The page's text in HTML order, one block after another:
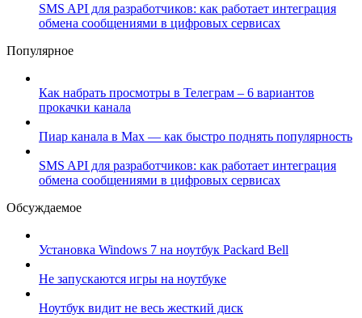
SMS API для разработчиков: как работает интеграция
обмена сообщениями в цифровых сервисах
Популярное
Как набрать просмотры в Телеграм – 6 вариантов
прокачки канала
Пиар канала в Max — как быстро поднять популярность
SMS API для разработчиков: как работает интеграция
обмена сообщениями в цифровых сервисах
Обсуждаемое
Установка Windows 7 на ноутбук Packard Bell
Не запускаются игры на ноутбуке
Ноутбук видит не весь жесткий диск